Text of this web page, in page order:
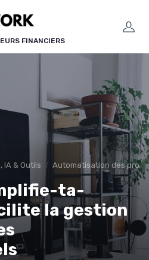
FINANCIERS
IA & Outils Automatisation des
ta-
la gestion